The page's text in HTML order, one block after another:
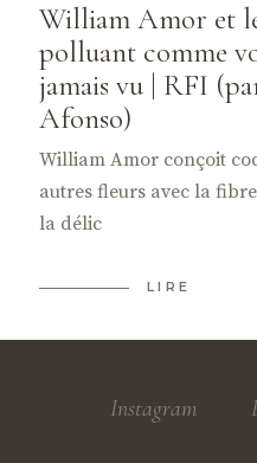
William Amor et
polluant comme
jamais vu | RFI
Afonso)
William Amor conçoit
autres fleurs avec la
la délic
LIRE
Instagram